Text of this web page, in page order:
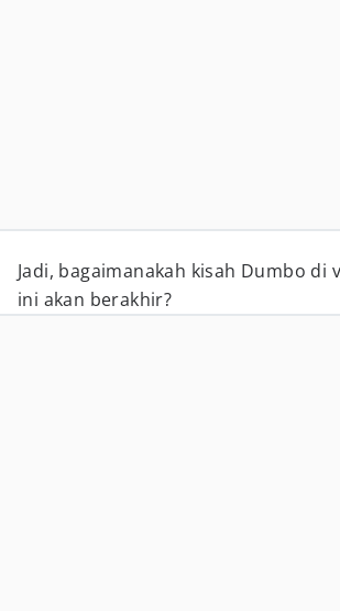
Jadi, bagaimanakah kisah Dumbo di
ini akan berakhir?